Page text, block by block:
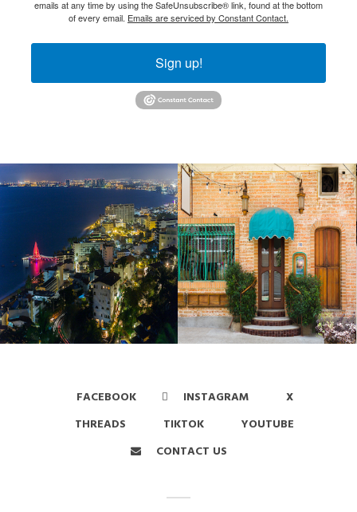
emails at any time by using the SafeUnsubscribe® link, found at the bottom
of every email. Emails are serviced by Constant Contact.
Sign up!
FACEBOOK INSTAGRAM
X
THREADS
TIKTOK
YOUTUBE
CONTACT US